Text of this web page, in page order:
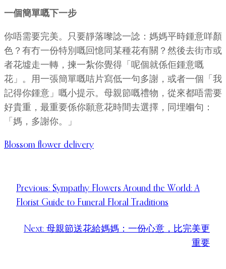
一個簡單嘅下一步
你唔需要完美。只要靜落嚟諗一諗：媽媽平時鍾意咩顏
色？有冇一份特別嘅回憶同某種花有關？然後去街市或
者花墟走一轉，揀一紮你覺得「呢個就係佢鍾意嘅
花」。用一張簡單嘅咭片寫低一句多謝，或者一個「我
記得你鍾意」嘅小提示。母親節嘅禮物，從來都唔需要
好貴重，最重要係你願意花時間去選擇，同埋嗰句：
「媽，多謝你。」
Blossom flower delivery
Previous: Sympathy Flowers Around the World: A
Florist Guide to Funeral Floral Traditions
Next: 母親節送花給媽媽：一份心意，比完美更
重要